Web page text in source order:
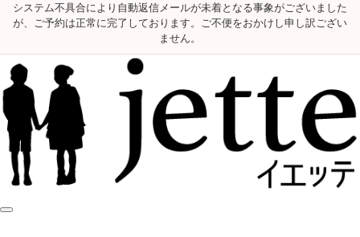
システム不具合により自動返信メールが未着となる事象がございました
が、ご予約は正常に完了しております。ご不便をおかけし申し訳ござい
ません。